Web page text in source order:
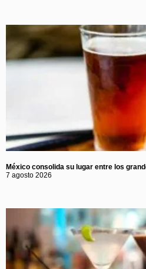
México consolida su lugar entre los
7 agosto 2026